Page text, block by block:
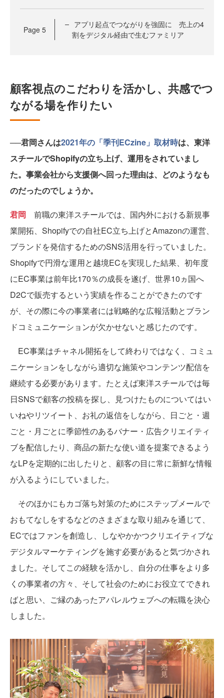
Page 5
アプリ起点でつながりを強固に 売上の4
割をデジタル経由で生むファミリア
顧客視点のこだわりを活かし、共感でつ
ながる場を作りたい
──君岡さんは2021年の「季刊ECzine」取材時は、東洋
スチールでShopifyの立ち上げ、運用をされていまし
た。事業会社から支援側へ回った理由は、どのようなも
のだったのでしょうか。
君岡 前職の東洋スチールでは、国内外における新規事
業開拓、Shopifyでの自社EC立ち上げとAmazonの運営、
ブランドを発信するためのSNS活用を行っていました。
Shopifyで円滑な運用と越境ECを実現した結果、初年度
にEC事業は前年比170％の成長を遂げ、世界10ヵ国へ
D2Cで販売するという実績を作ることができたのです
が、その際に今の事業者には戦略的な広報活動とブラン
ドコミュニケーションが欠かせないと感じたのです。
EC事業はチャネル開拓をして終わりではなく、コミュ
ニケーションをしながら適切な施策やコンテンツ配信を
継続する必要があります。たとえば東洋スチールでは毎
日SNSで顧客の投稿を探し、見つけたものについてはい
いねやリツイート、お礼の返信をしながら、日ごと・週
ごと・月ごとに季節性のあるバナー・広告クリエイティ
ブを配信したり、商品の新たな使い道を提案できるよう
なLPを定期的に出したりと、顧客の目に常に新鮮な情報
が入るようにしていました。
そのほかにもカゴ落ち対策のためにステップメールで
おもてなしをするなどのさまざまな取り組みを通じて、
ECではファンを創造し、しなやかかつクリエイティブな
デジタルマーケティングを施す必要があると気づかされ
ました。そしてこの経験を活かし、自分の仕事をより多
くの事業者の方々、そして社会のためにお役立てできれ
ばと思い、ご縁のあったアパレルウェブへの転職を決心
しました。